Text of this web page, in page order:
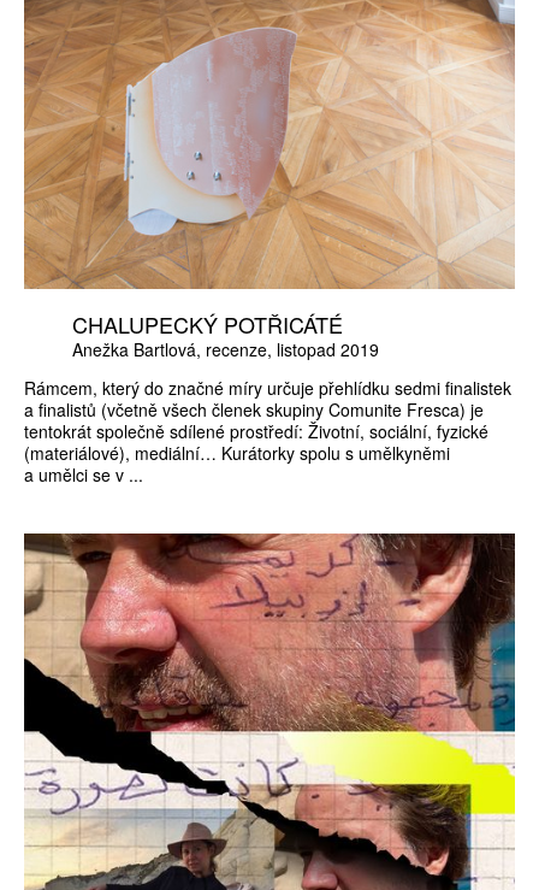
CHALUPECKÝ POTŘICÁTÉ
Anežka Bartlová recenze listopad 2019
Rámcem, který do značné míry určuje přehlídku sedmi finalistek
a finalistů (včetně všech členek skupiny Comunite Fresca) je
tentokrát společně sdílené prostředí: Životní, sociální, fyzické
(materiálové), mediální… Kurátorky spolu s umělkyněmi
a umělci se v ...